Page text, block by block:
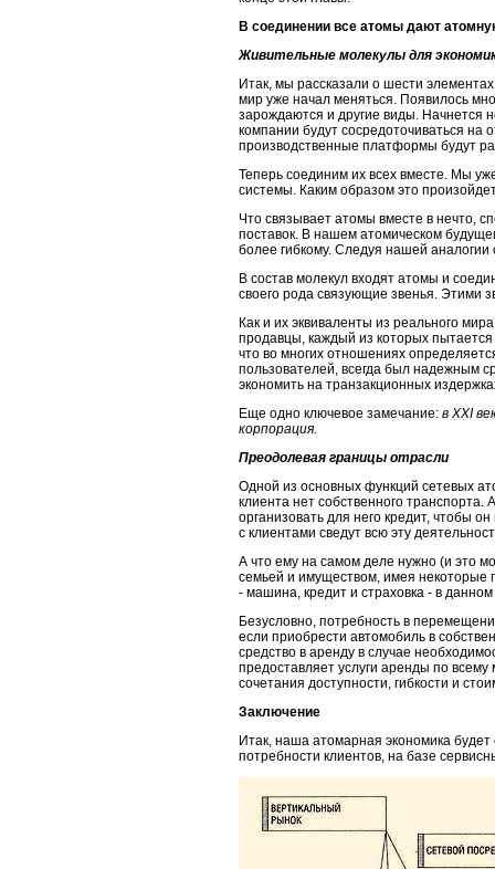
В соединении все атомы дают
Живительные молекулы для
Итак, мы рассказали о шести
мир уже начал менять­ся. Появилось
зарождаются и другие виды. Начнется
компании бу­дут сосредоточиваться
производственные платформы будут
Теперь соединим их всех вместе. Мы
системы. Каким образом это
Что связывает атомы вместе в нечто,
поставок. В нашем атомическом
более гибкому. Следуя нашей
В состав молекул входят атомы и
своего рода связующие зве­нья. Этими
Как и их эквиваленты из реального
продавцы, каждый из кото­рых
что во многих отношениях
пользователей, всегда был надежным
экономить на транзакционных
Еще одно ключевое замечание: в XXI
корпорация.
Преодолевая границы отрасли
Одной из основных функций сетевых
клиента нет собственного
организовать для него кредит, чтобы
с клиентами сведут всю эту
А что ему на самом деле нужно (и это
семьей и имуществом, имея не­которые
- машина, кредит и страховка - в
Безусловно, потребность в
если приобрести автомо­биль в
средство в аренду в случае
предоставляет услу­ги аренды по
сочетания доступности, гибкости и
Заключение
Итак, наша атомарная экономика будет
потребности клиентов, на базе